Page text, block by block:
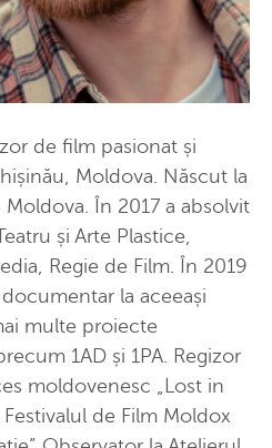
de film pasionat și
Moldova. Născut la
Moldova. În 2017 a absolvit
și Arte Plastice,
Regie de Film. În 2019
la aceeași
multe proiecte
1AD și 1PA. Regizor
moldovenesc „Lost in
Festivalul de Film Moldox